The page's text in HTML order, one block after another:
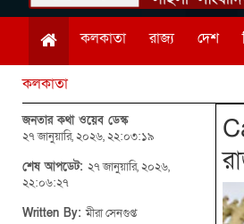
কলকাতা রাজ্য দেশ
কলকাতা
জনতার কথা ওয়েব ডেস্ক
২৭ জানুয়ারি, ২০২৬, ২২:০৩:১৯
শেষ আপডেট: ২৭ জানুয়ারি, ২০২৬,
২২:০৬:২৭
Written By:মীরা সেনগুপ্ত